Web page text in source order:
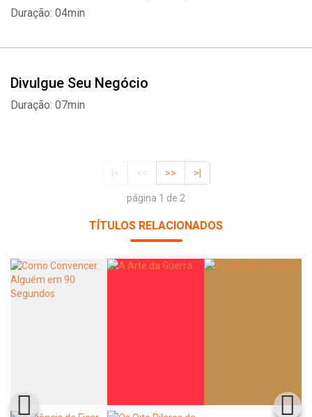
Duração: 04min
Divulgue Seu Negócio
Duração: 07min
|< << >> >|
página 1 de 2
TÍTULOS RELACIONADOS